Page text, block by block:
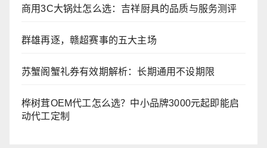
商用3C大锅灶怎么选：吉祥厨具的品质与服务测评
群雄再逐，赣超赛事的五大主场
苏蟹阁蟹礼券有效期解析：长期通用不设期限
桦树茸OEM代工怎么选？中小品牌3000元起即能启
动代工定制